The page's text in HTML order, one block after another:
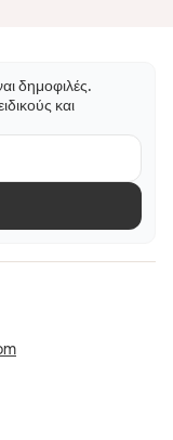
δημοφιλές.
και